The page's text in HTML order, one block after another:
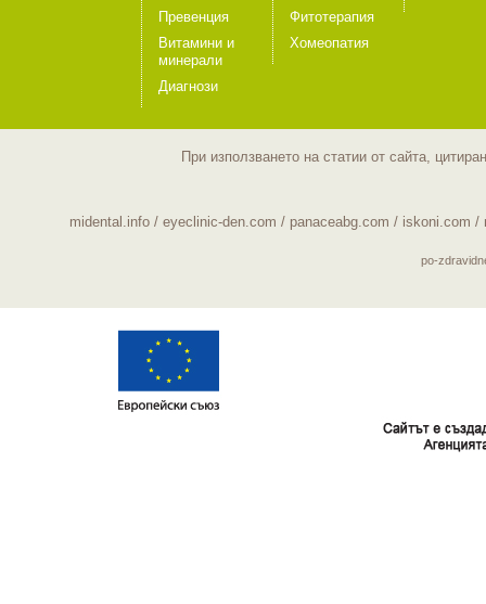
Превенция
Витамини и
минерали
Диагнози
Фитотерапия
Хомеопатия
При използването на статии от сайта,
midental.info/ eyeclinic-den.com / panaceabg.com / iskoni.com /
po-